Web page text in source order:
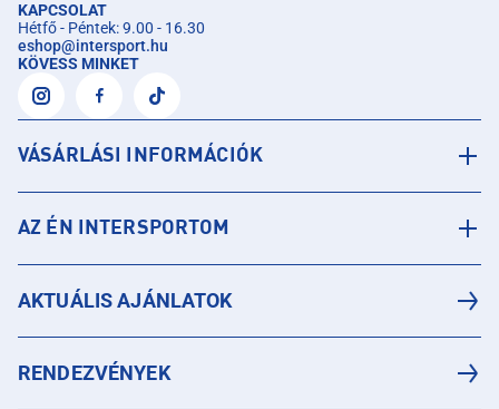
KAPCSOLAT
Hétfő - Péntek: 9.00 - 16.30
eshop@intersport.hu
KÖVESS MINKET
VÁSÁRLÁSI INFORMÁCIÓK
AZ ÉN INTERSPORTOM
AKTUÁLIS AJÁNLATOK
RENDEZVÉNYEK